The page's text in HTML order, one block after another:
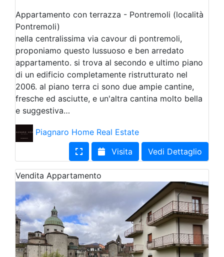
Appartamento con terrazza - Pontremoli (località
Pontremoli)
nella centralissima via cavour di pontremoli,
proponiamo questo lussuoso e ben arredato
appartamento. si trova al secondo e ultimo piano
di un edificio completamente ristrutturato nel
2006. al piano terra ci sono due ampie cantine,
fresche ed asciutte, e un'altra cantina molto bella
e suggestiva…
Piagnaro Home Real Estate
Visita
Vedi Dettaglio
Vendita Appartamento